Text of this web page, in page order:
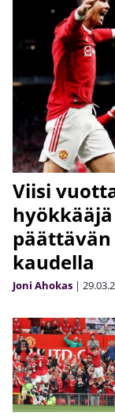
Viisi
kaudella
Joni Ahokas |